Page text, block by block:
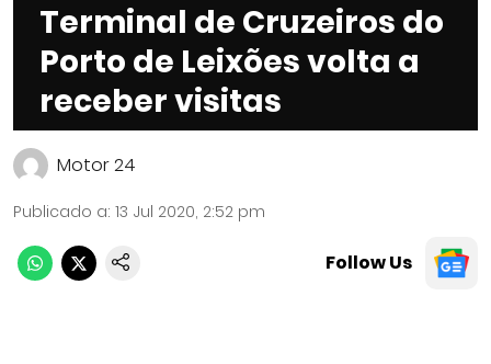
Terminal de Cruzeiros do
Porto de Leixões volta a
receber visitas
Motor 24
Publicado a: 13 Jul 2020, 2:52 pm
Follow Us